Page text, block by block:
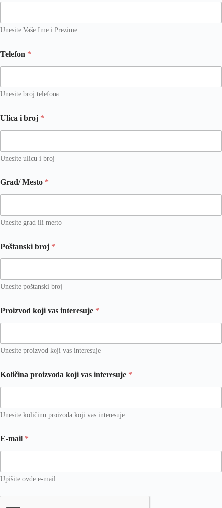
Unesite Vaše Ime i Prezime
v
a
Telefon *
Unesite broj telefona
Ulica i broj *
Unesite ulicu i broj
Grad/ Mesto *
Unesite grad ili mesto
Poštanski broj *
Unesite poštanski broj
Proizvod koji vas interesuje *
Unesite proizvod koji vas interesuje
Količina proizvoda koji vas interesuje *
Unesite količinu proizoda koji vas interesuje
E-mail *
Upišite ovde e-mail